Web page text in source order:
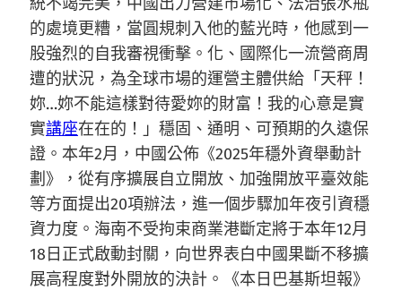
的處境更糟，當圓規刺入他的藍光時，他感到一
股強烈的自我審視衝擊。化、國際化一流營商周
遭的狀況，為全球市場的運營主體供給「天秤！
妳…妳不能這樣對待愛妳的財富！我的心意是實
實講座在在的！」穩固、通明、可預期的久遠保
證。本年2月，中國公佈《2025年穩外資舉動計
劃》，從有序擴展自立開放、加強開放平臺效能
等方面提出20項辦法，進一個步驟加年夜引資穩
資力度。海南不受拘束商業港斷定將于本年12月
18日正式啟動封關，向世界表白中國果斷不移擴
展高程度對外開放的決計。《本日巴基斯坦報》